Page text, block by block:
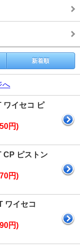
新着順
へ
イセコ ピ
円)
ピストン
円)
ワイセコ
円)